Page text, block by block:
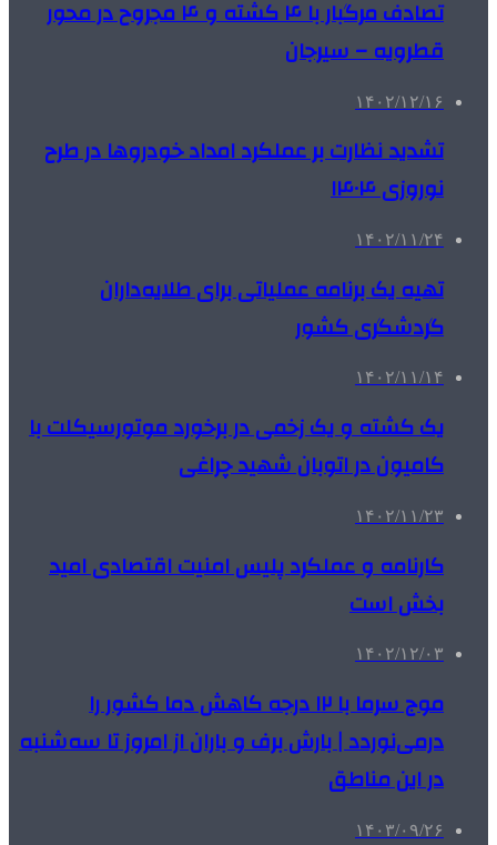
تصادف مرگبار با ۴ کشته و ۴ مجروح در محور
قطرویه – سیرجان
۱۴۰۲/۱۲/۱۶
تشدید نظارت بر عملکرد امداد خودروها در طرح
نوروزی ۱۴۰۴
۱۴۰۲/۱۱/۲۴
تهیه یک برنامه عملیاتی برای طلایه‌داران
گردشگری کشور
۱۴۰۲/۱۱/۱۴
یک کشته و یک زخمی در برخورد موتورسیکلت با
کامیون در اتوبان شهید چراغی
۱۴۰۲/۱۱/۲۳
کارنامه و عملکرد پلیس امنیت اقتصادی امید
بخش است
۱۴۰۲/۱۲/۰۳
موج سرما با ۱۲ درجه کاهش دما کشور را
درمی‌نوردد | بارش برف و باران از امروز تا سه‌شنبه
در این مناطق
۱۴۰۳/۰۹/۲۶